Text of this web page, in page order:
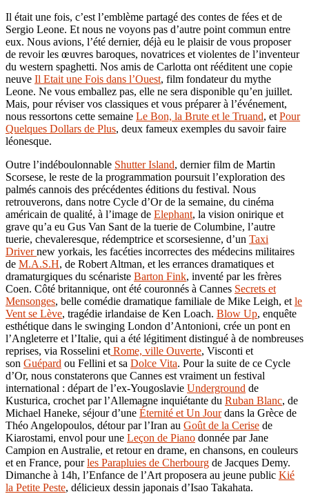
Il était une fois, c’est l’emblème partagé des contes de fées et de
Sergio Leone. Et nous ne voyons pas d’autre point commun entre
eux. Nous avions, l’été dernier, déjà eu le plaisir de vous proposer
de revoir les œuvres baroques, novatrices et violentes de l’inventeur
du western spaghetti. Nos amis de Carlotta ont rééditent une copie
neuve Il Etait une Fois dans l’Ouest, film fondateur du mythe
Leone. Ne vous emballez pas, elle ne sera disponible qu’en juillet.
Mais, pour réviser vos classiques et vous préparer à l’événement,
nous ressortons cette semaine Le Bon, la Brute et le Truand, et Pour
Quelques Dollars de Plus, deux fameux exemples du savoir faire
léonesque.
Outre l’indéboulonnable Shutter Island, dernier film de Martin
Scorsese, le reste de la programmation poursuit l’exploration des
palmés cannois des précédentes éditions du festival. Nous
retrouverons, dans notre Cycle d’Or de la semaine, du cinéma
américain de qualité, à l’image de Elephant, la vision onirique et
grave qu’a eu Gus Van Sant de la tuerie de Columbine, l’autre
tuerie, chevaleresque, rédemptrice et scorsesienne, d’un Taxi
Drivernew yorkais, les facéties incorrectes des médecins militaires
de M.A.S.H, de Robert Altman, et les errances dramatiques et
dramaturgiques du scénariste Barton Fink, inventé par les frères
Coen. Côté britannique, ont été couronnés à Cannes Secrets et
Mensonges, belle comédie dramatique familiale de Mike Leigh, et le
Vent se Lève, tragédie irlandaise de Ken Loach. Blow Up, enquête
esthétique dans le swinging London d’Antonioni, crée un pont en
l’Angleterre et l’Italie, qui a été légitiment distingué à de nombreuses
reprises, via Rosselini et Rome, ville Ouverte, Visconti et
son Guépard ou Fellini et sa Dolce Vita. Pour la suite de ce Cycle
d’Or, nous constaterons que Cannes est vraiment un festival
international : départ de l’ex-Yougoslavie Underground de
Kusturica, crochet par l’Allemagne inquiétante du Ruban Blanc, de
Michael Haneke, séjour d’une Éternité et Un Jourdans la Grèce de
Théo Angelopoulos, détour par l’Iran au Goût de la Cerise de
Kiarostami, envol pour une Leçon de Piano donnée par Jane
Campion en Australie, et retour en drame, en chansons, en couleurs
et en France, pourles Parapluies de Cherbourg de Jacques Demy.
Dimanche à 14h, l’Enfance de l’Art proposera au jeune public Kié
la Petite Peste, délicieux dessin japonais d’Isao Takahata.